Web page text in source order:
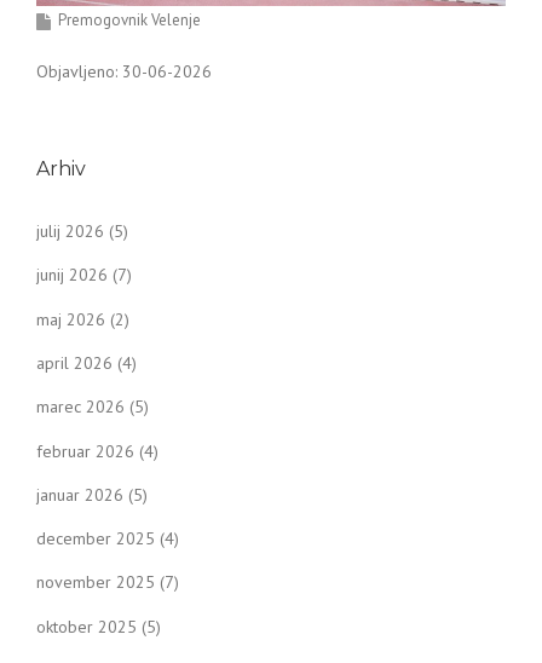
Premogovnik Velenje
Objavljeno: 30-06-2026
Arhiv
julij 2026 (5)
junij 2026 (7)
maj 2026 (2)
april 2026 (4)
marec 2026 (5)
februar 2026 (4)
januar 2026 (5)
december 2025 (4)
november 2025 (7)
oktober 2025 (5)